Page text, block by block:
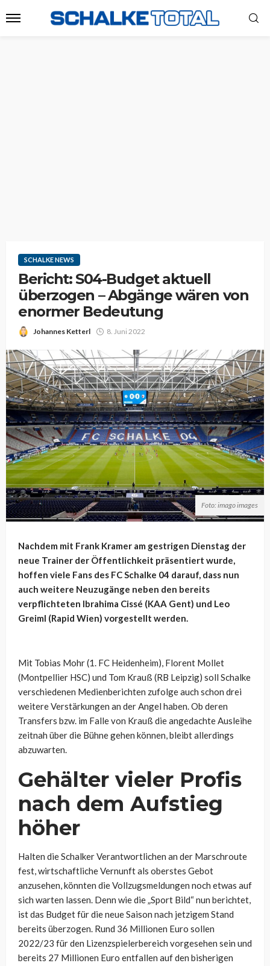
SCHALKE NEWS
Bericht: S04-Budget aktuell
überzogen – Abgänge wären von
enormer Bedeutung
Johannes Ketterl 8. Juni 2022
Foto: imago images
Nachdem mit Frank Kramer am gestrigen Dienstag der
neue Trainer der Öffentlichkeit präsentiert wurde,
hoffen viele Fans des FC Schalke 04 darauf, dass nun
auch weitere Neuzugänge neben den bereits
verpflichteten Ibrahima Cissé (KAA Gent) und Leo
Greiml (Rapid Wien) vorgestellt werden.
Mit Tobias Mohr (1. FC Heidenheim), Florent Mollet
(Montpellier HSC) und Tom Krauß (RB Leipzig) soll Schalke
verschiedenen Medienberichten zufolge auch schon drei
weitere Verstärkungen an der Angel haben. Ob deren
Transfers bzw. im Falle von Krauß die angedachte Ausleihe
zeitnah über die Bühne gehen können, bleibt allerdings
abzuwarten.
Gehälter vieler Profis
nach dem Aufstieg
höher
Halten die Schalker Verantwortlichen an der Marschroute
fest, wirtschaftliche Vernunft als oberstes Gebot
anzusehen, könnten die Vollzugsmeldungen noch etwas auf
sich warten lassen. Denn wie die „Sport Bild“ nun berichtet,
ist das Budget für die neue Saison nach jetzigem Stand
bereits überzogen. Rund 36 Millionen Euro sollen
2022/23 für den Lizenzspielerbereich vorgesehen sein und
bereits 27 Millionen Euro entfallen auf den bisherigen